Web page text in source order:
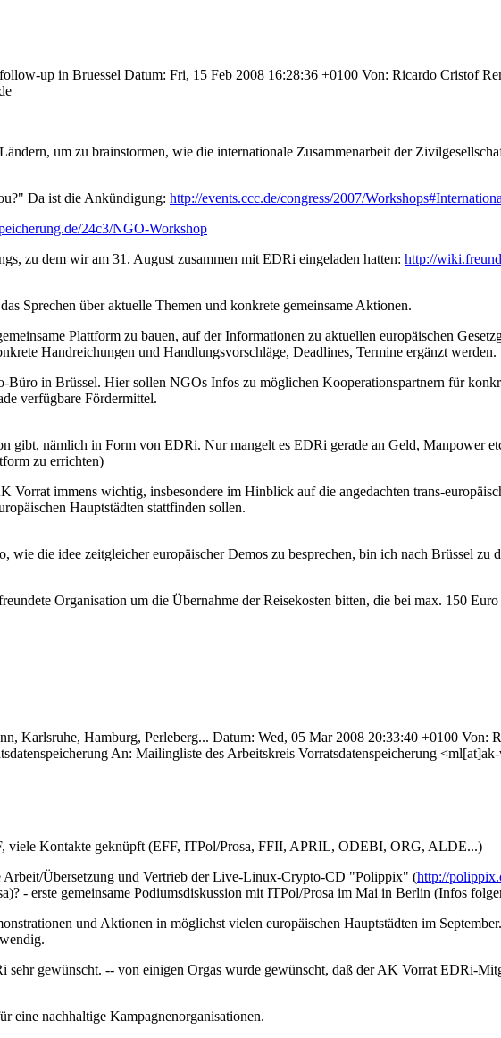
up in Bruessel Datum: Fri, 15 Feb 2008 16:28:36 +0100 Von: Ricardo Cristof
um zu brainstormen, wie die internationale Zusammenarbeit der
Da ist die Ankündigung: http://events.ccc.de/congress/2007/
24c3/NGO-Workshop
zu dem wir am 31. August zusammen mit EDRi eingeladen hatten: http://
Sprechen über aktuelle Themen und konkrete gemeinsame Aktionen.
Plattform zu bauen, auf der Informationen zu aktuellen europäischen
Handreichungen und Handlungsvorschläge, Deadlines, Termine ergänzt werden.
in Brüssel. Hier sollen NGOs Infos zu möglichen Kooperationspartnern für
verfügbare Fördermittel.
gibt, nämlich in Form von EDRi. Nur mangelt es EDRi gerade an Geld, Manpower
zu errichten)
immens wichtig, insbesondere im Hinblick auf die angedachten trans-
Hauptstädten stattfinden sollen.
die idee zeitgleicher europäischer Demos zu besprechen, bin ich nach Brüssel zu
Organisation um die Übernahme der Reisekosten bitten, die bei max. 150
Karlsruhe, Hamburg, Perleberg... Datum: Wed, 05 Mar 2008 20:33:40 +0100 Von:
An: Mailingliste des Arbeitskreis Vorratsdatenspeicherung
viele Kontakte geknüpft (EFF, ITPol/Prosa, FFII, APRIL, ODEBI, ORG, ALDE...)
Übersetzung und Vertrieb der Live-Linux-Crypto-CD "Polippix" (http://
- erste gemeinsame Podiumsdiskussion mit ITPol/Prosa im Mai in Berlin (Infos
und Aktionen in möglichst vielen europäischen Hauptstädten im
gewünscht. -- von einigen Orgas wurde gewünscht, daß der AK Vorrat EDRi-
eine nachhaltige Kampagnenorganisationen.